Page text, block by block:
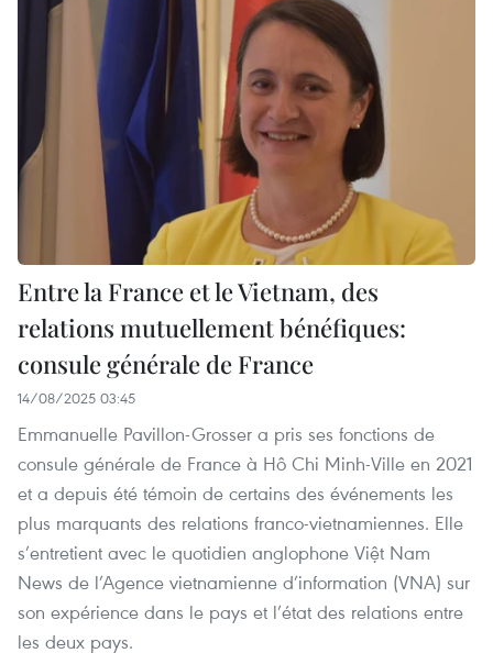
Entre la France et le Vietnam, des
relations mutuellement bénéfiques:
consule générale de France
14/08/2025 03:45
Emmanuelle Pavillon-Grosser a pris ses fonctions de
consule générale de France à Hô Chi Minh-Ville en 2021
et a depuis été témoin de certains des événements les
plus marquants des relations franco-vietnamiennes. Elle
s’entretient avec le quotidien anglophone Việt Nam
News de l’Agence vietnamienne d’information (VNA) sur
son expérience dans le pays et l’état des relations entre
les deux pays.